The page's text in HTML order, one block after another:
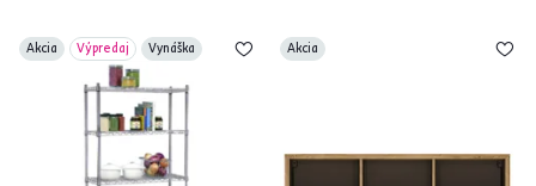
Akcia Výpredaj Vynáška Akcia